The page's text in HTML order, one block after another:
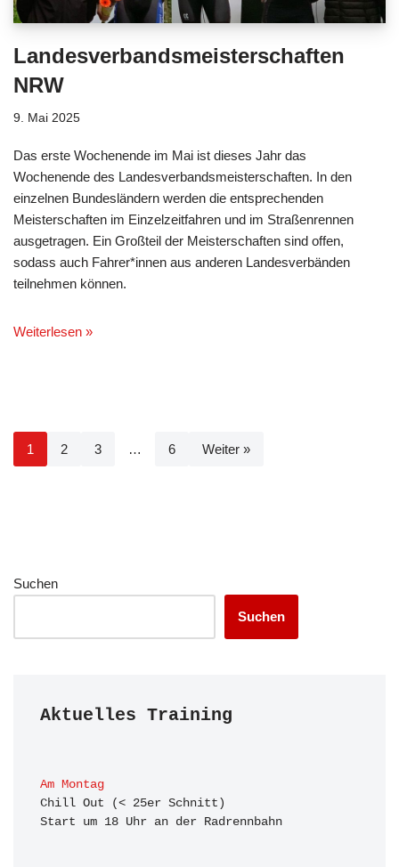
Landesverbandsmeisterschaften
NRW
9. Mai 2025
Das erste Wochenende im Mai ist dieses Jahr das
Wochenende des Landesverbandsmeisterschaften. In den
einzelnen Bundesländern werden die entsprechenden
Meisterschaften im Einzelzeitfahren und im Straßenrennen
ausgetragen. Ein Großteil der Meisterschaften sind offen,
sodass auch Fahrer*innen aus anderen Landesverbänden
teilnehmen können.
Weiterlesen »
1 2 3 … 6 Weiter »
Suchen
Suchen
Aktuelles Training
Am Montag
Chill Out (< 25er Schnitt)
Start um 18 Uhr an der Radrennbahn